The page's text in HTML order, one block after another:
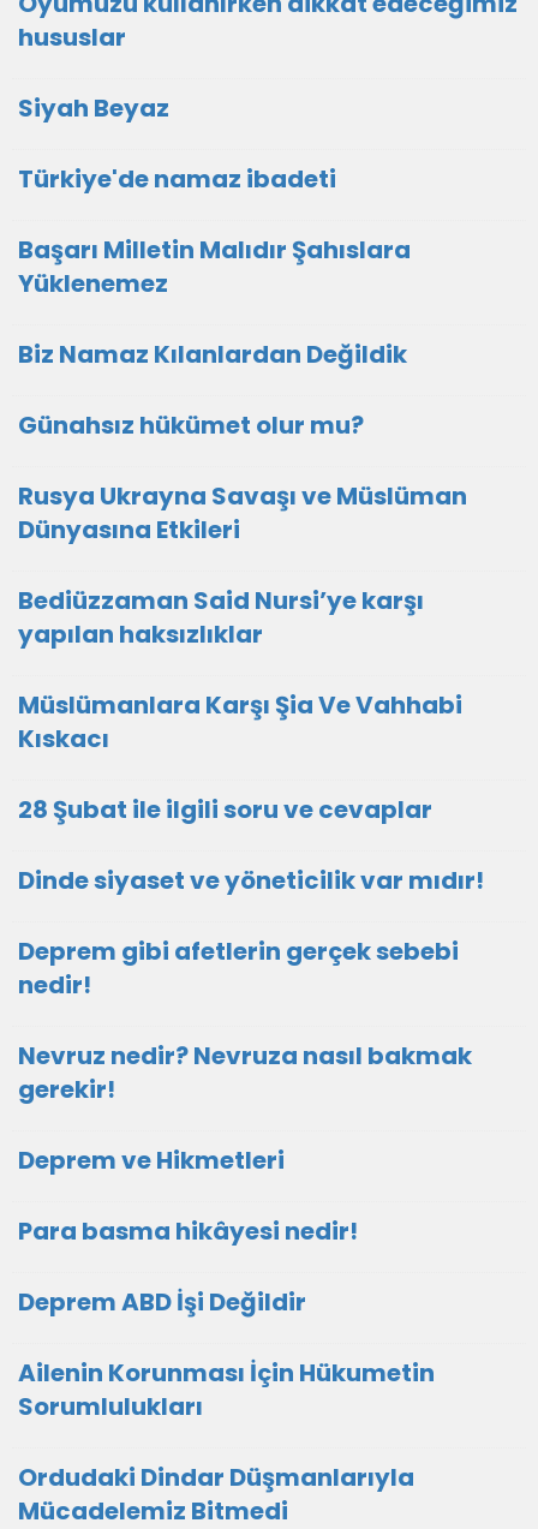
hususlar
Siyah Beyaz
Türkiye'de namaz ibadeti
Başarı Milletin Malıdır Şahıslara
Yüklenemez
Biz Namaz Kılanlardan Değildik
Günahsız hükümet olur mu?
Rusya Ukrayna Savaşı ve Müslüman
Dünyasına Etkileri
Bediüzzaman Said Nursi’ye karşı
yapılan haksızlıklar
Müslümanlara Karşı Şia Ve Vahhabi
Kıskacı
28 Şubat ile ilgili soru ve cevaplar
Dinde siyaset ve yöneticilik var mıdır!
Deprem gibi afetlerin gerçek sebebi
nedir!
Nevruz nedir? Nevruza nasıl bakmak
gerekir!
Deprem ve Hikmetleri
Para basma hikâyesi nedir!
Deprem ABD İşi Değildir
Ailenin Korunması İçin Hükumetin
Sorumlulukları
Ordudaki Dindar Düşmanlarıyla
Mücadelemiz Bitmedi